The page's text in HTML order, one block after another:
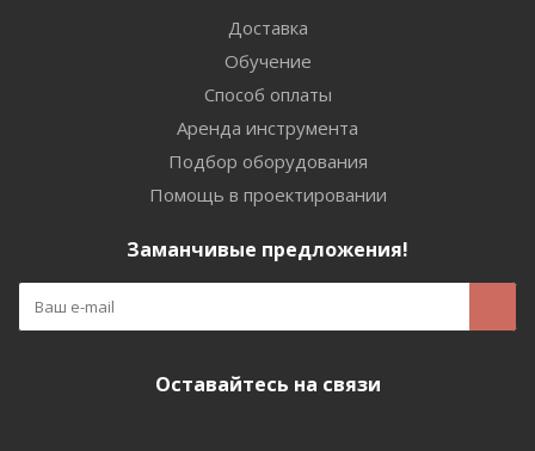
Доставка
Обучение
Способ оплаты
Аренда инструмента
Подбор оборудования
Помощь в проектировании
Заманчивые предложения!
Оставайтесь на связи